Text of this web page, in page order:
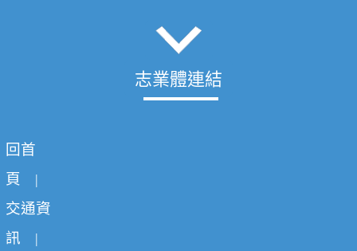
志業體連結
回首
頁 |
交通資
訊 |